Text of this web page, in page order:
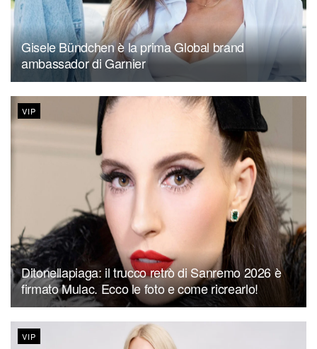
Gisele Bündchen è la prima Global brand
ambassador di Garnier
VIP
Ditonellapiaga: il trucco retrò di Sanremo 2026 è
firmato Mulac. Ecco le foto e come ricrearlo!
VIP